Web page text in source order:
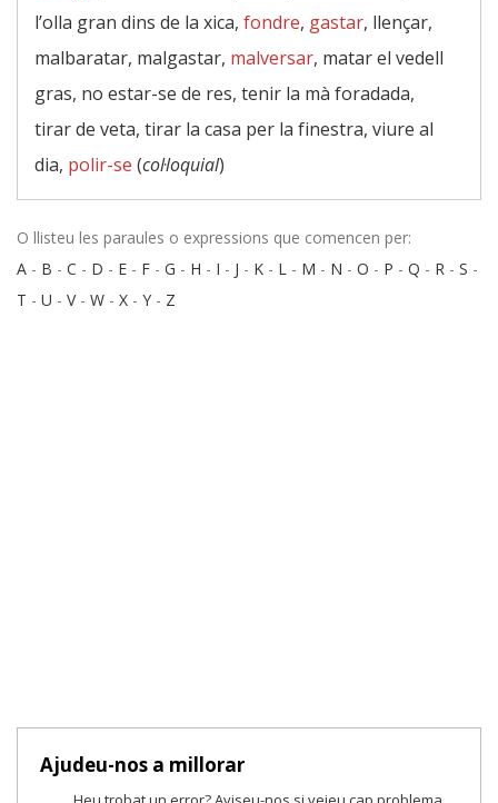
l’olla gran dins de la xica, fondre, gastar, llençar,
malbaratar, malgastar, malversar, matar el vedell
gras, no estar-se de res, tenir la mà foradada,
tirar de veta, tirar la casa per la finestra, viure al
dia, polir-se (col·loquial)
O llisteu les paraules o expressions que comencen per:
A - B - C - D - E - F - G - H - I - J - K - L - M - N - O - P - Q - R - S -
T - U - V- W - X - Y - Z
Ajudeu-nos a millorar